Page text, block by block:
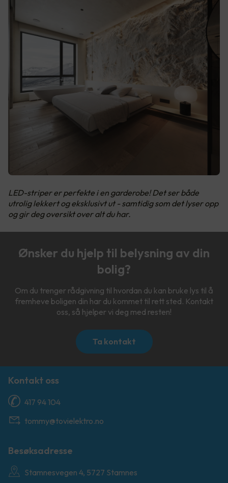
LED-striper er perfekte i en garderobe! Det ser både
utrolig lekkert og eksklusivt ut - samtidig som det lyser opp
og gir deg oversikt over alt du har.
Ønsker du hjelp til belysning av din
bolig?
Om du trenger rådgivning til hvordan du kan bruke lys til å
fremheve boligen din har du kommet til rett sted. Kontakt
oss, så hjelper vi deg med resten!
Ta kontakt
Kontakt oss
417 94 104
tommy@tovielektro.no
Besøksadresse
Stamnesvegen 4, 5727 Stamnes